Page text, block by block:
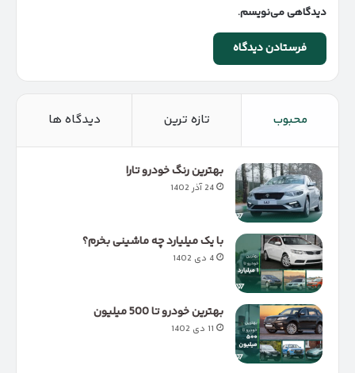
دیدگاهی می‌نویسم.
محبوب تازه ترین دیدگاه ها
بهترین رنگ خودرو تارا
24 آذر 1402
با یک میلیارد چه ماشینی بخرم؟
4 دی 1402
بهترین خودرو تا 500 میلیون
11 دی 1402